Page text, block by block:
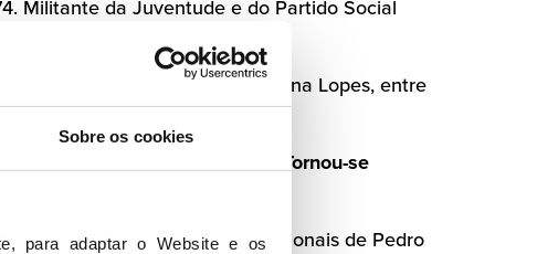
Sobre os cookies
para adaptar o Website e os
Militante da Juventude e do Partido Social
Constitucional de Pedro Santana Lopes, entre
X, XI, XII e XIII legislaturas.
Tornou-se
XIX e XX Governos Constitucionais de Pedro